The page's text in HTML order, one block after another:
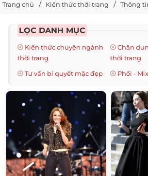
Trang chủ Kiến thức thời trang Thông
LỌC DANH MỤC
Kiến thức chuyên ngành
thời trang
Chân
thời trang
Tư vấn bí quyết mặc đẹp
Phối -